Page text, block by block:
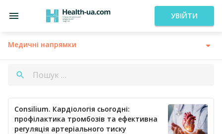
УВІЙТИ
Медичні напрямки
Consilium. Кардіологія сьогодні:
профілактика тромбозів та ефективна
регуляція артеріального тиску